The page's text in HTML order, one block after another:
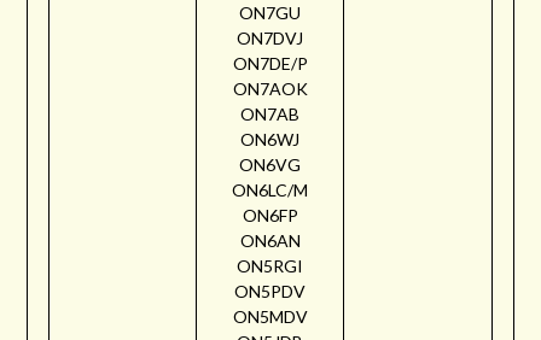
ON7GU
ON7DVJ
ON7DE/P
ON7AOK
ON7AB
ON6WJ
ON6VG
ON6LC/M
ON6FP
ON6AN
ON5RGI
ON5PDV
ON5MDV